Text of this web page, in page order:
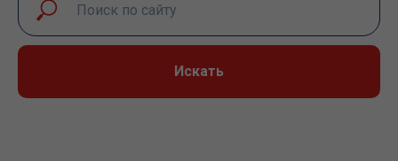
Искать